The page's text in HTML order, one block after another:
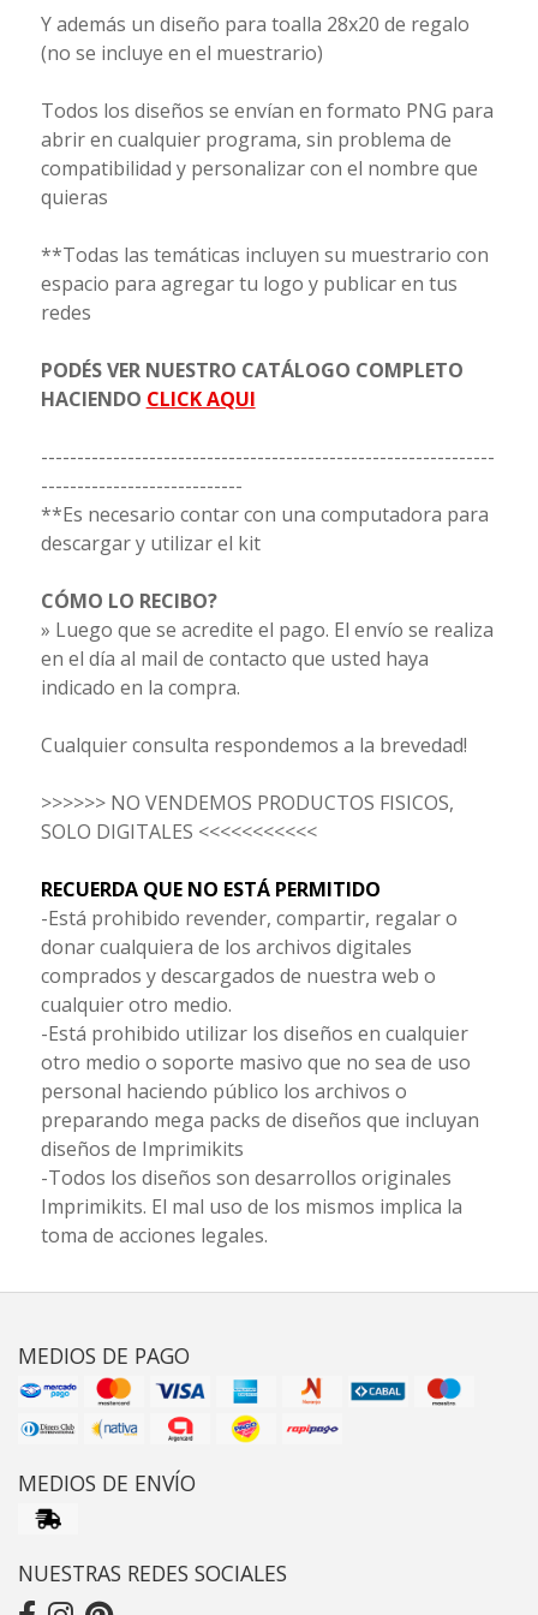
Y además un diseño para toalla 28x20 de regalo
(no se incluye en el muestrario)
Todos los diseños se envían en formato PNG para
abrir en cualquier programa, sin problema de
compatibilidad y personalizar con el nombre que
quieras
**Todas las temáticas incluyen su muestrario con
espacio para agregar tu logo y publicar en tus
redes
PODÉS VER NUESTRO CATÁLOGO COMPLETO
HACIENDO CLICK AQUI
---------------------------------------------------------------
----------------------------
**Es necesario contar con una computadora para
descargar y utilizar el kit
CÓMO LO RECIBO?
» Luego que se acredite el pago. El envío se realiza
en el día al mail de contacto que usted haya
indicado en la compra.
Cualquier consulta respondemos a la brevedad!
>>>>>> NO VENDEMOS PRODUCTOS FISICOS,
SOLO DIGITALES <<<<<<<<<<<
RECUERDA QUE NO ESTÁ PERMITIDO
-Está prohibido revender, compartir, regalar o
donar cualquiera de los archivos digitales
comprados y descargados de nuestra web o
cualquier otro medio.
-Está prohibido utilizar los diseños en cualquier
otro medio o soporte masivo que no sea de uso
personal haciendo público los archivos o
preparando mega packs de diseños que incluyan
diseños de Imprimikits
-Todos los diseños son desarrollos originales
Imprimikits. El mal uso de los mismos implica la
toma de acciones legales.
MEDIOS DE PAGO
MEDIOS DE ENVÍO
NUESTRAS REDES SOCIALES